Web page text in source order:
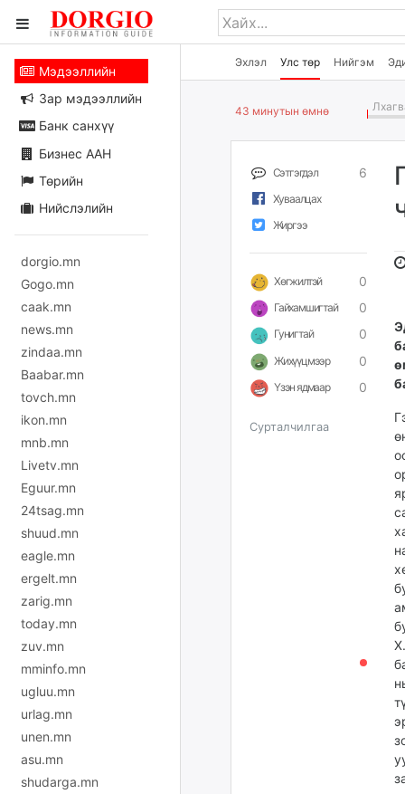
Эхлэл Улс төр Нийгэм
Мэдээллийн
Зар мэдээллийн
Банк санхүү
Бизнес ААН
Төрийн
Нийслэлийн
dorgio.mn
Gogo.mn
caak.mn
news.mn
zindaa.mn
Baabar.mn
tovch.mn
ikon.mn
mnb.mn
Livetv.mn
Eguur.mn
24tsag.mn
shuud.mn
eagle.mn
ergelt.mn
zarig.mn
today.mn
zuv.mn
mminfo.mn
ugluu.mn
urlag.mn
unen.mn
asu.mn
shudarga.mn
43 минутын өмнө
Сэтгэгдэл 6
Хуваалцах
Жиргээ
Хөгжилтэй 0
Гайхамшигтай 0
Гунигтай 0
Жихүүцмээр 0
Үзэн ядмаар 0
Сурталчилгаа